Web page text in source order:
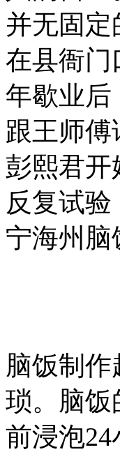
并无固
在县衙门
年歇业后
跟王师
彭熙君
反复试
宁海州脑
脑饭制
琐。脑饭
前浸泡